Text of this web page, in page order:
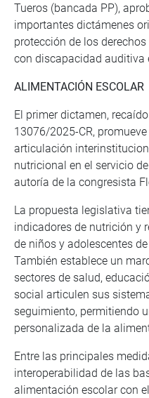
Tueros (bancada PP),
importantes dictámenes
protección de los
con discapacidad auditiva
ALIMENTACIÓN ESCOLAR
El primer dictamen,
13076/2025-CR,
articulación
nutricional en el servicio
autoría de la congresista
La propuesta legislativa
indicadores de nutrición y
de niños y adolescentes
También establece un
sectores de salud,
social articulen sus
seguimiento, permitiendo
personalizada de la
Entre las principales
interoperabilidad de las
alimentación escolar con